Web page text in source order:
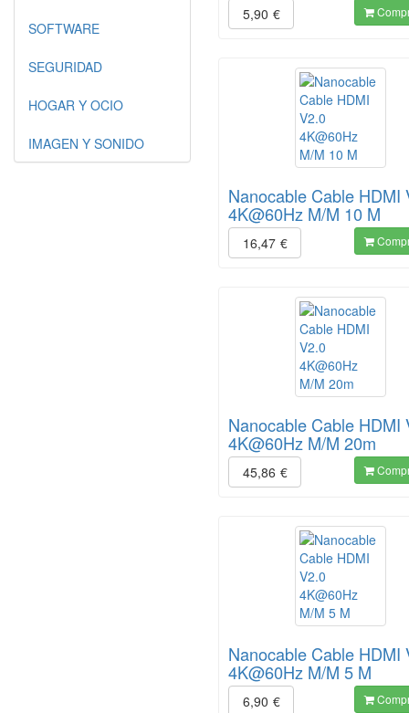
5,90 €
Nanocable Cable HDMI
4K@60Hz M/M 10 M
16,47 €
Nanocable Cable HDMI
4K@60Hz M/M 20m
45,86 €
Nanocable Cable HDMI
4K@60Hz M/M 5 M
6,90 €
SOFTWARE
SEGURIDAD
HOGAR Y OCIO
IMAGEN Y SONIDO